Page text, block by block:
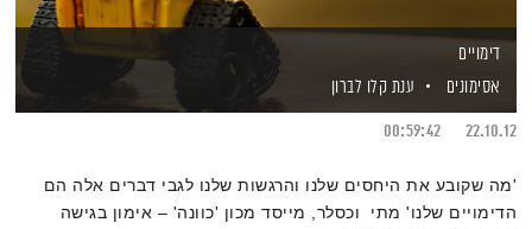
דימויים
אסימונים
ענת קלו לברון
22.10.12
00:59:42
'מה שקובע את היחסים שלנו והרגשות שלנו לגבי דברים אלה הם
הדימויים שלנו' מתי וכסלר, מייסד מכון 'כוונה' – אימון בגישה